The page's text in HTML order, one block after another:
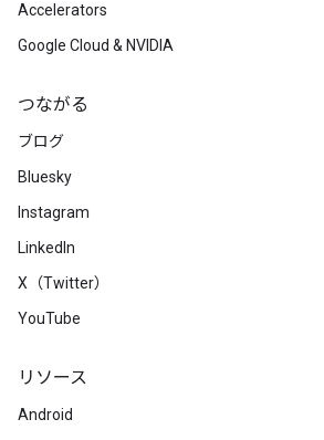
Accelerators
Google Cloud & NVIDIA
つながる
ブログ
Bluesky
Instagram
LinkedIn
X（Twitter）
YouTube
リソース
Android